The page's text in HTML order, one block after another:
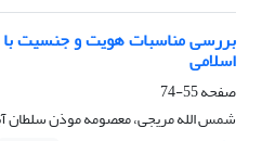
بررسی مناسبات هویت و جنسیت
اسلامی
صفحه55-74
شمس الله مریجی، معصومه موذن سلطان